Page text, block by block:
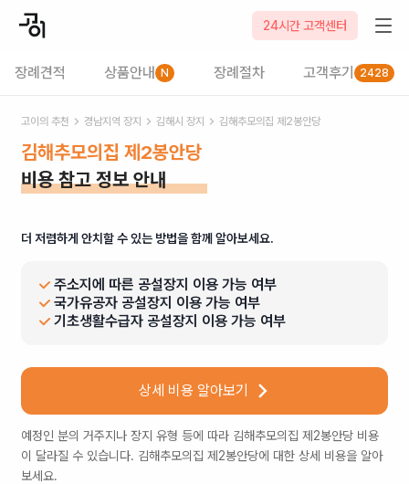
24시간 고객센터
장례견적 상품안내 N 장례절차 고객후기 2428
고이의 추천 경남지역 장지 김해시 장지 김해추모의집 제2봉안당
김해추모의집 제2봉안당
비용 참고 정보 안내
더 저렴하게 안치할 수 있는 방법을 함께 알아보세요.
주소지에 따른 공설장지 이용 가능 여부
국가유공자 공설장지 이용 가능 여부
기초생활수급자 공설장지 이용 가능 여부
상세 비용 알아보기
예정인 분의 거주지나 장지 유형 등에 따라 김해추모의집 제2봉안당 비용
이 달라질 수 있습니다. 김해추모의집 제2봉안당에 대한 상세 비용을 알아
보세요.